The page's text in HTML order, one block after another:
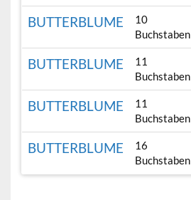
BUTTERBLUME
10
Buchstaben
BUTTERBLUME
11
Buchstaben
BUTTERBLUME
11
Buchstaben
BUTTERBLUME
16
Buchstaben